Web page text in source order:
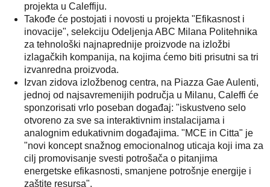
projekta u Caleffiju.
Takođe će postojati i novosti u projekta "Efikasnost i
inovacije", selekciju Odeljenja ABC Milana Politehnika
za tehnološki najnaprednije proizvode na izložbi
izlagačkih kompanija, na kojima ćemo biti prisutni sa tri
izvanredna proizvoda.
Izvan zidova izložbenog centra, na Piazza Gae Aulenti,
jednoj od najsavremenijih područja u Milanu, Caleffi će
sponzorisati vrlo poseban događaj: "iskustveno selo
otvoreno za sve sa interaktivnim instalacijama i
analognim edukativnim događajima. "MCE in Citta" je
"novi koncept snažnog emocionalnog uticaja koji ima za
cilj promovisanje svesti potrošača o pitanjima
energetske efikasnosti, smanjene potrošnje energije i
zaštite resursa".